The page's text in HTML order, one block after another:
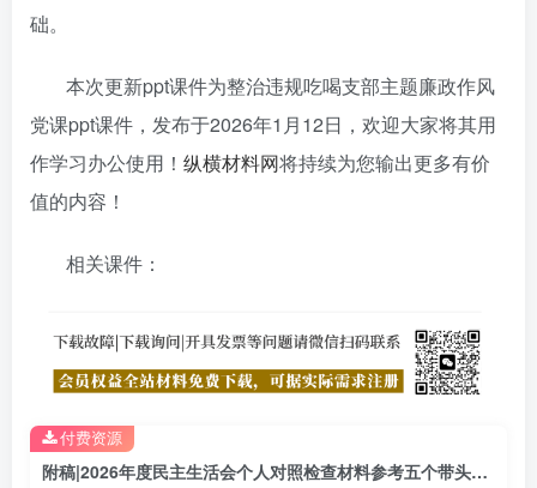
础。
本次更新ppt课件为整治违规吃喝支部主题廉政作风
党课ppt课件，发布于2026年1月12日 ，欢迎大家将其用
作学习办公使用！ 纵横材料网将持续为您输出更多有价
值的内容！
相关课件：
附稿|2026年度民主生活会个人对照检查材料参考五个带头ppt模板
付费资源